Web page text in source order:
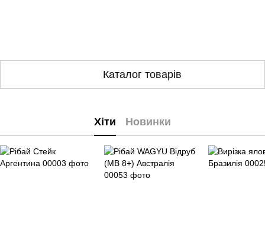
Каталог товарів
Хіти Новинки